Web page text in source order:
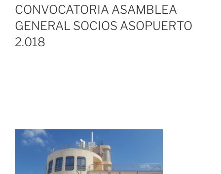
EL
CONVOCATORIA ASAMBLEA
GENERAL SOCIOS ASOPUERTO
2.018